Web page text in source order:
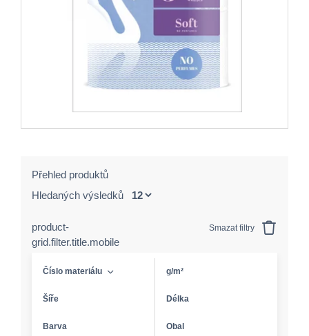
Přehled produktů
Hledaných výsledků
product-
grid.filter.title.mobile
Smazat filtry
Číslo materiálu g/m²
Šíře Délka
Barva Obal